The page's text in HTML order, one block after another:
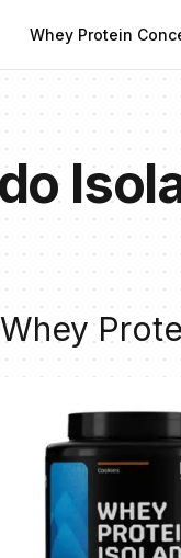
Whey Protein
Whey